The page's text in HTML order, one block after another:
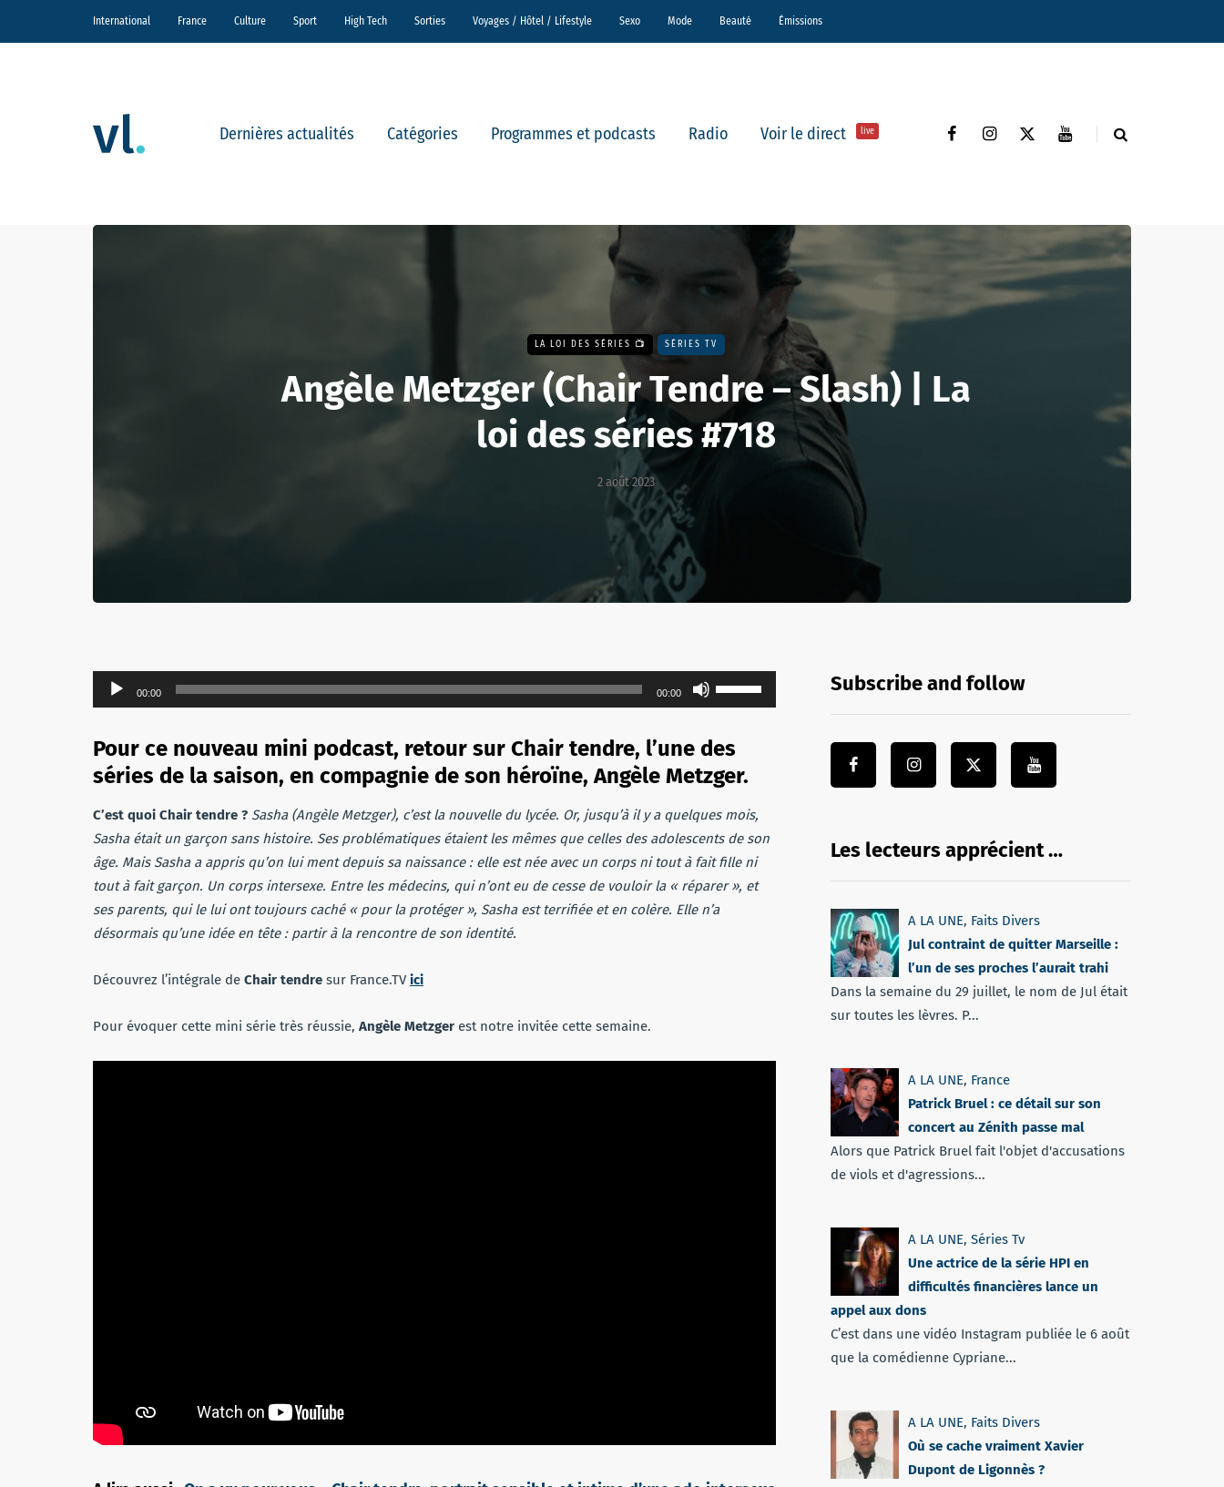
International France Culture Sport High Tech Sorties Voyages / Hôtel / Lifestyle Sexo Mode Beauté Émissions
Dernières actualités Catégories Programmes et podcasts Radio Voir le direct live
LA LOI DES SÉRIES 📺 SÉRIES TV
Angèle Metzger (Chair Tendre – Slash) | La
loi des séries #718
2 août 2023
Lecteur
audio
00:00 00:00
les
haut/bas
pour
ou
diminuer
le
volume.
Pour ce nouveau mini podcast, retour sur Chair tendre, l’une des
séries de la saison, en compagnie de son héroïne, Angèle Metzger.
C’est quoi Chair tendre ? Sasha (Angèle Metzger), c’est la nouvelle du lycée. Or, jusqu’à il y a quelques mois,
Sasha était un garçon sans histoire. Ses problématiques étaient les mêmes que celles des adolescents de son
âge. Mais Sasha a appris qu’on lui ment depuis sa naissance : elle est née avec un corps ni tout à fait fille ni
tout à fait garçon. Un corps intersexe. Entre les médecins, qui n’ont eu de cesse de vouloir la « réparer », et
ses parents, qui le lui ont toujours caché « pour la protéger », Sasha est terrifiée et en colère. Elle n’a
désormais qu’une idée en tête : partir à la rencontre de son identité.
Découvrez l’intégrale de Chair tendre sur France.TV ici
Pour évoquer cette mini série très réussie, Angèle Metzger est notre invitée cette semaine.
Subscribe and follow
Les lecteurs apprécient …
A LA UNE, Faits Divers
Jul contraint de quitter Marseille :
l’un de ses proches l’aurait trahi
Dans la semaine du 29 juillet, le nom de Jul était
sur toutes les lèvres. P...
A LA UNE, France
Patrick Bruel : ce détail sur son
concert au Zénith passe mal
Alors que Patrick Bruel fait l'objet d'accusations
de viols et d'agressions...
A LA UNE, Séries Tv
Une actrice de la série HPI en
difficultés financières lance un
appel aux dons
C’est dans une vidéo Instagram publiée le 6 août
que la comédienne Cypriane...
A LA UNE, Faits Divers
Où se cache vraiment Xavier
Dupont de Ligonnès ?